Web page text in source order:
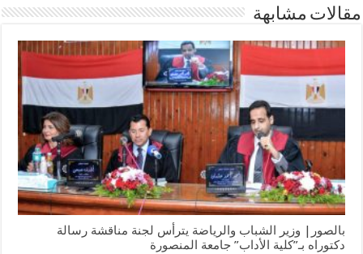
مقالات مشابهة
بالصور| وزير الشباب والرياضة يترأس لجنة مناقشة رسالة
دكتوراه بـ”كلية الأداب” جامعة المنصورة